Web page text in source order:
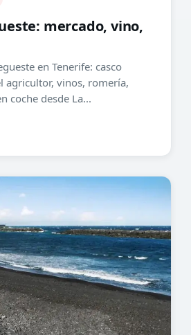
mercado, vino,
en Tenerife: casco
agricultor, vinos, romería,
coche desde La...